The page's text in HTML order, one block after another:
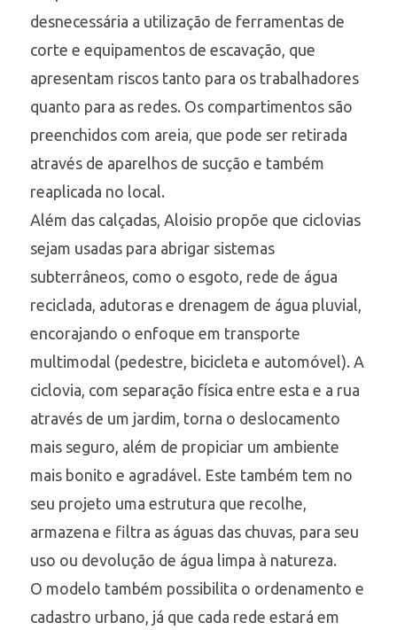
desnecessária a utilização de ferramentas de
corte e equipamentos de escavação, que
apresentam riscos tanto para os trabalhadores
quanto para as redes. Os compartimentos são
preenchidos com areia, que pode ser retirada
através de aparelhos de sucção e também
reaplicada no local.
Além das calçadas, Aloisio propõe que ciclovias
sejam usadas para abrigar sistemas
subterrâneos, como o esgoto, rede de água
reciclada, adutoras e drenagem de água pluvial,
encorajando o enfoque em transporte
multimodal (pedestre, bicicleta e automóvel). A
ciclovia, com separação física entre esta e a rua
através de um jardim, torna o deslocamento
mais seguro, além de propiciar um ambiente
mais bonito e agradável. Este também tem no
seu projeto uma estrutura que recolhe,
armazena e filtra as águas das chuvas, para seu
uso ou devolução de água limpa à natureza.
O modelo também possibilita o ordenamento e
cadastro urbano, já que cada rede estará em